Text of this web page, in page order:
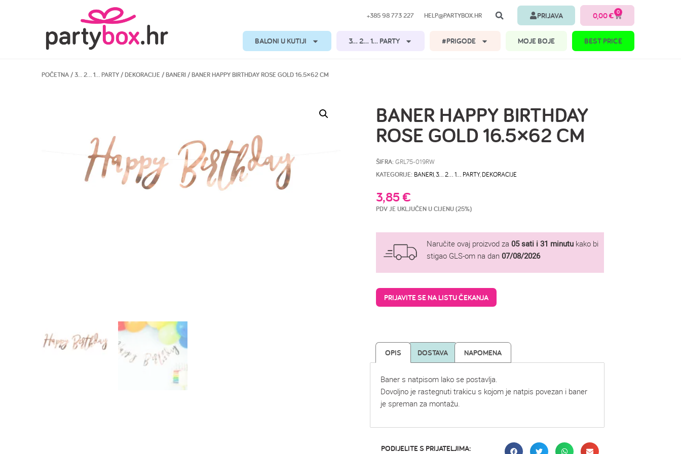
+385 98 773 227 HELP@PARTYBOX.HR PRIJAVA 0,00€ 0
BALONI U KUTIJI 3… 2… 1… PARTY #PRIGODE MOJE BOJE BEST PRICE
POČETNA/3… 2… 1… PARTY/DEKORACIJE/BANERI/ BANER HAPPY BIRTHDAY ROSE GOLD 16.5×62 CM
BANER HAPPY BIRTHDAY
ROSE GOLD 16.5×62 CM
ŠIFRA: GRL75-019RW
KATEGORIJE: BANERI 3… 2… 1… PARTY, DEKORACIJE
3,85€
PDV JE UKLJUČEN U CIJENU (25%)
Naručite ovaj proizvod za 05 sati i 31 minutu kako bi
stigao GLS-om na dan 07/08/2026
PRIJAVITE SE NA LISTU ČEKANJA
OPIS DOSTAVA NAPOMENA
Baner s natpisom lako se postavlja.
Dovoljno je rastegnuti trakicu s kojom je natpis povezan i baner
je spreman za montažu.
PODIJELITE S PRIJATELJIMA: